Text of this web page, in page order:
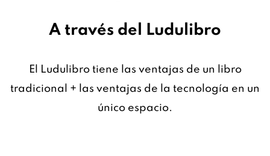
A través del Ludulibro
El Ludulibro tiene las ventajas de un libro
tradicional + las ventajas de la tecnología en un
único espacio.